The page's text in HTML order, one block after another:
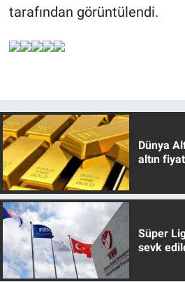
tarafından görüntülendi.
Dünya
altın
Süper
sevk